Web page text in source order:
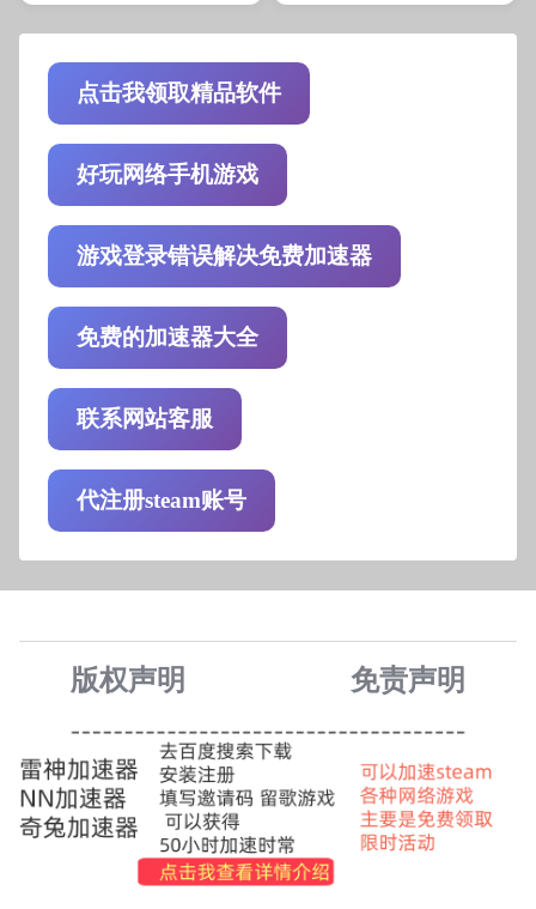
点击我领取精品软件
好玩网络手机游戏
游戏登录错误解决免费加速器
免费的加速器大全
联系网站客服
代注册steam账号
版权声明 免责声明